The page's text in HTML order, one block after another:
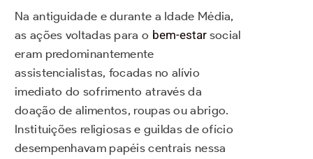
Na antiguidade e durante a Idade Média,
as ações voltadas para o bem-estarsocial
eram predominantemente
assistencialistas, focadas no alívio
imediato do sofrimento através da
doação de alimentos, roupas ou abrigo.
Instituições religiosas e guildas de ofício
desempenhavam papéis centrais nessa